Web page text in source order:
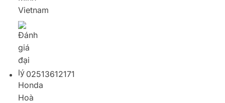
YAMAHA Town Tân Thái Bình Biên Hòa
1135 Đường Nguyễn Ái Quốc, Phường Tân Hiệp,